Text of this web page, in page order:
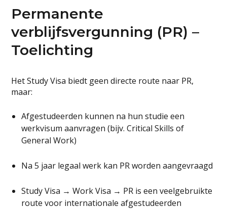
Permanente
verblijfsvergunning (PR) –
Toelichting
Het Study Visa biedt geen directe route naar PR,
maar:
Afgestudeerden kunnen na hun studie een
werkvisum aanvragen (bijv. Critical Skills of
General Work)
Na 5 jaar legaal werk kan PR worden aangevraagd
Study Visa → Work Visa → PR is een veelgebruikte
route voor internationale afgestudeerden